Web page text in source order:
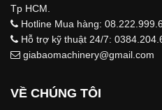
Tp HCM.
Hotline Mua hàng:
Hỗ trợ kỹ thuật 24/7:
giabaomachinery@gmail.com
VỀ CHÚNG TÔI